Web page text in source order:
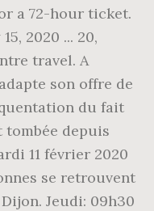
a 72-hour ticket.
2020 ... 20,
travel. A
son offre de
du fait
depuis
11 février 2020
se retrouvent
Jeudi: 09h30